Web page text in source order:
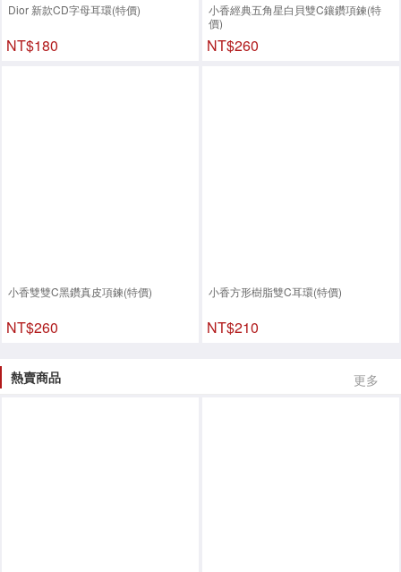
Dior 新款CD字母耳環(特價)
NT$180
小香經典五角星白貝雙C鑲鑽項鍊(特
價)
NT$260
小香雙雙C黑鑽真皮項鍊(特價)
NT$260
小香方形樹脂雙C耳環(特價)
NT$210
熱賣商品 更多